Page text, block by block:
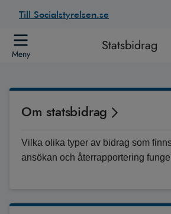
Till Socialstyrelsen.se
Meny Statsbidrag
Om statsbidrag
Vilka olika typer av bidrag som
ansökan och återrapportering